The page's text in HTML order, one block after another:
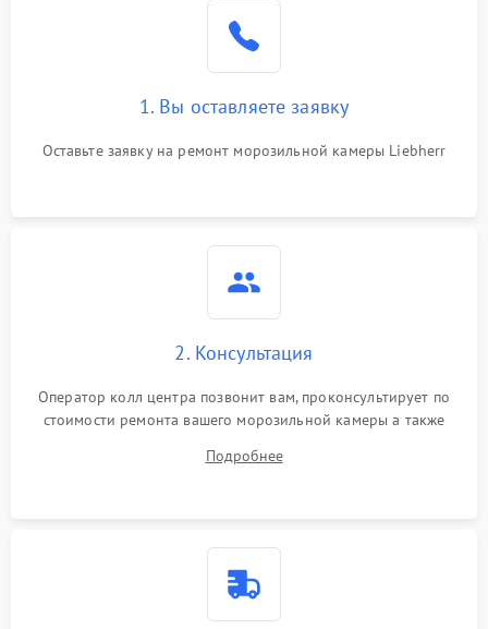
1. Вы оставляете заявку
Оставьте заявку на ремонт морозильной камеры Liebherr
2. Консультация
Оператор колл центра позвонит вам, проконсультирует по
стоимости ремонта вашего морозильной камеры а также
Подробнее